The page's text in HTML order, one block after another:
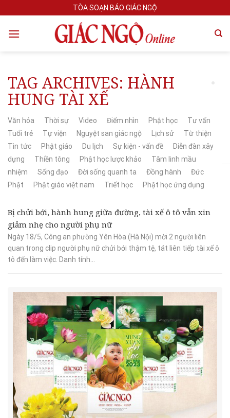
to
content
TÒA SOẠN BÁO GIÁC NGỘ
TAG ARCHIVES: HÀNH
HUNG TÀI XẾ
Văn hóa Thời sự Video Điểm nhìn Phật học
Tư vấn
Tuổi trẻ
Tự viện Nguyệt san giác ngộ Lịch sử
Từ thiện
Tin tức
Phật giáo Du lịch Sự kiện - vấn đề
Diễn đàn xây
dựng
Thiền tông Phật học lược khảo
Tâm linh mầu
nhiệm
Sống đạo Đời sống quanh ta Đồng hành
Đức
Phật
Phật giáo việt nam Triết học Phật học ứng dụng
Bị chửi bới, hành hung giữa đường, tài xế ô tô vẫn xin
giảm nhẹ cho người phụ nữ
Ngày 18/5, Công an phường Yên Hòa (Hà Nội) mời 2 người liên
quan trong clip người phụ nữ chửi bới thậm tệ, tát liên tiếp tài xế ô
tô đến làm việc. Danh tính...